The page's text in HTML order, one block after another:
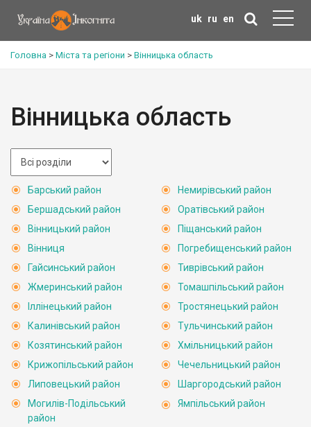
uk ru en
Головна > Міста та регіони > Вінницька область
Вінницька область
Барський район
Бершадський район
Вінницький район
Вінниця
Гайсинський район
Жмеринський район
Іллінецький район
Калинівський район
Козятинський район
Крижопільський район
Липовецький район
Могилів-Подільський
район
Немирівський район
Оратівський район
Піщанський район
Погребищенський район
Тиврівський район
Томашпільський район
Тростянецький район
Тульчинський район
Хмільницький район
Чечельницький район
Шаргородський район
Ямпільський район